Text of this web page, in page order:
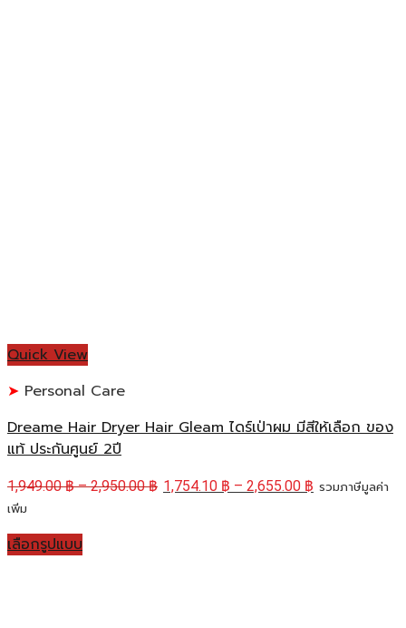
Quick View
Personal Care
Dreame Hair Dryer Hair Gleam ไดร์เป่าผม มีสีให้เลือก ของ
แท้ ประกันศูนย์ 2ปี
1,949.00฿–2,950.00฿ 1,754.10 ฿ – 2,655.00 ฿ รวมภาษีมูลค่า
เพิ่ม
เลือกรูปแบบ